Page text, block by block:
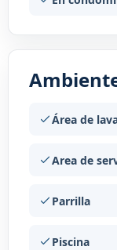
Área de
Area de
Parrilla
Piscina